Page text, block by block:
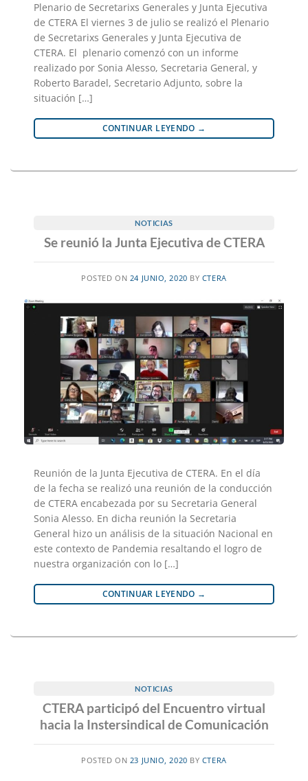
Plenario de Secretarixs Generales y Junta Ejecutiva
de CTERA El viernes 3 de julio se realizó el Plenario
de Secretarixs Generales y Junta Ejecutiva de
CTERA. El plenario comenzó con un informe
realizado por Sonia Alesso, Secretaria General, y
Roberto Baradel, Secretario Adjunto, sobre la
situación […]
CONTINUAR LEYENDO →
NOTICIAS
Se reunió la Junta Ejecutiva de CTERA
POSTED ON 24 JUNIO, 2020 BY CTERA
Reunión de la Junta Ejecutiva de CTERA. En el día
de la fecha se realizó una reunión de la conducción
de CTERA encabezada por su Secretaria General
Sonia Alesso. En dicha reunión la Secretaria
General hizo un análisis de la situación Nacional en
este contexto de Pandemia resaltando el logro de
nuestra organización con lo […]
CONTINUAR LEYENDO →
NOTICIAS
CTERA participó del Encuentro virtual
hacia la Instersindical de Comunicación
POSTED ON 23 JUNIO, 2020 BY CTERA